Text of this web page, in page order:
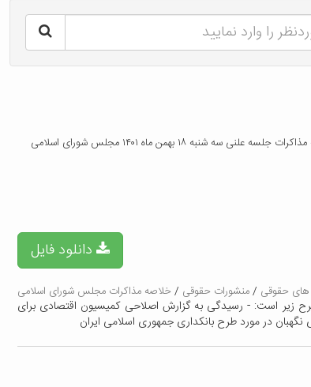
جلسه علنی سه شنبه ۱۸ بهمن ماه ۱۴۰۱ مجلس شورای اسلامی
دانلود فایل
حقوقی /منشورات حقوقی /خلاصه مذاکرات مجلس شورای اسلامی
زیر است: - رسیدگی به گزارش اصلاحی کمیسیون اقتصادی برای
نگهبان در مورد طرح بانکداری جمهوری اسلامی ایران